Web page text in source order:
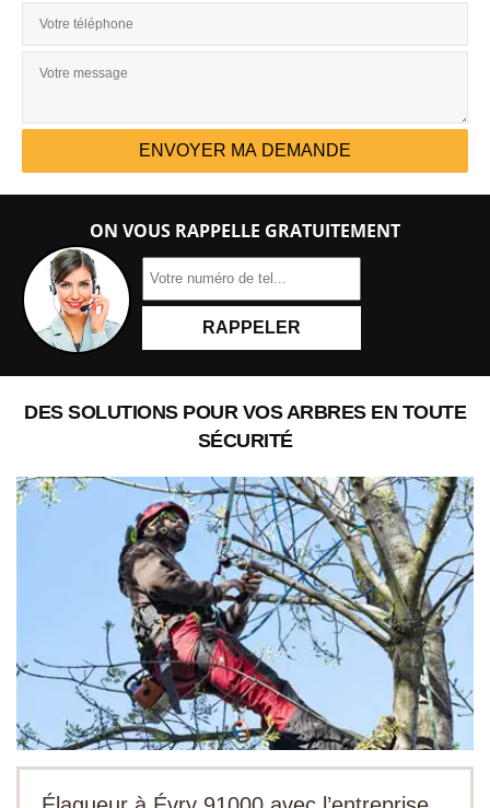
ON VOUS RAPPELLE GRATUITEMENT
DES SOLUTIONS POUR VOS ARBRES EN TOUTE
SÉCURITÉ